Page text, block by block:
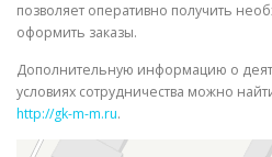
позволяет оперативно получить
оформить заказы.
Дополнительную информацию о
условиях сотрудничества можно
http://gk-m-m.ru.